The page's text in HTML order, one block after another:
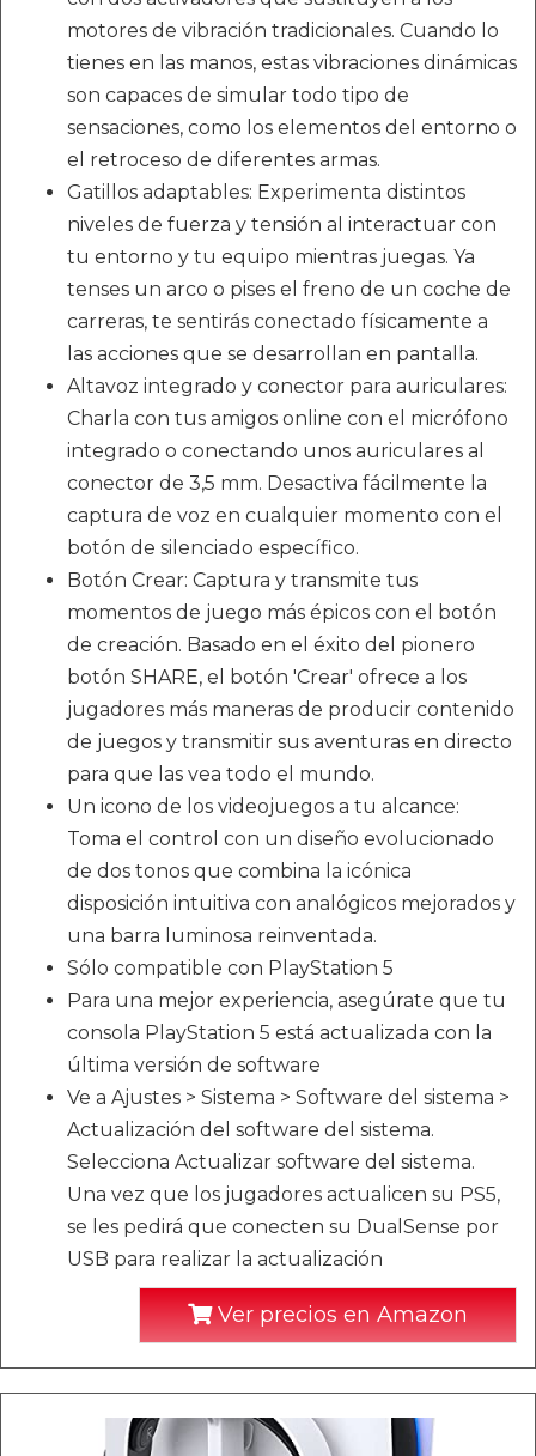
motores de vibración tradicionales. Cuando lo
tienes en las manos, estas vibraciones dinámicas
son capaces de simular todo tipo de
sensaciones, como los elementos del entorno o
el retroceso de diferentes armas.
Gatillos adaptables: Experimenta distintos
niveles de fuerza y tensión al interactuar con
tu entorno y tu equipo mientras juegas. Ya
tenses un arco o pises el freno de un coche de
carreras, te sentirás conectado físicamente a
las acciones que se desarrollan en pantalla.
Altavoz integrado y conector para auriculares:
Charla con tus amigos online con el micrófono
integrado o conectando unos auriculares al
conector de 3,5 mm. Desactiva fácilmente la
captura de voz en cualquier momento con el
botón de silenciado específico.
Botón Crear: Captura y transmite tus
momentos de juego más épicos con el botón
de creación. Basado en el éxito del pionero
botón SHARE, el botón 'Crear' ofrece a los
jugadores más maneras de producir contenido
de juegos y transmitir sus aventuras en directo
para que las vea todo el mundo.
Un icono de los videojuegos a tu alcance:
Toma el control con un diseño evolucionado
de dos tonos que combina la icónica
disposición intuitiva con analógicos mejorados y
una barra luminosa reinventada.
Sólo compatible con PlayStation 5
Para una mejor experiencia, asegúrate que tu
consola PlayStation 5 está actualizada con la
última versión de software
Ve a Ajustes > Sistema > Software del sistema >
Actualización del software del sistema.
Selecciona Actualizar software del sistema.
Una vez que los jugadores actualicen su PS5,
se les pedirá que conecten su DualSense por
USB para realizar la actualización
Ver precios en Amazon